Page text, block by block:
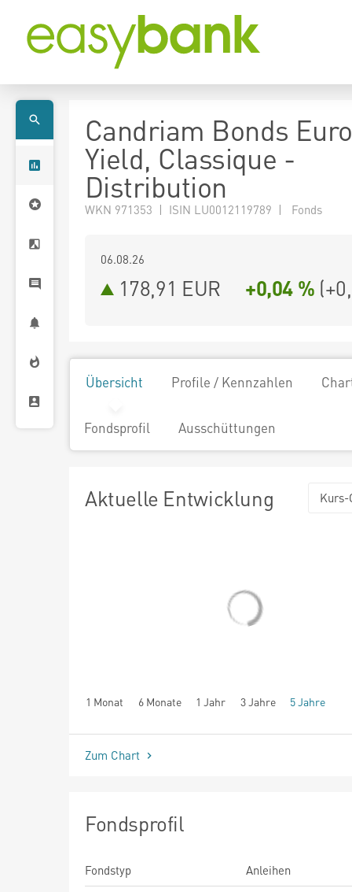
Candriam Bonds
Yield, Classique -
Distribution
WKN 971353 | ISIN LU0012119789 | Fonds
06.08.26
178,91 EUR +0,04 % (
Übersicht Profile / Kennzahlen
Fondsprofil Ausschüttungen
Aktuelle Entwicklung Kurs-
1 Monat 6 Monate 1 Jahr 3 Jahre 5 Jahre
seit Beginn
Zum Chart
Fondsprofil
Fondstyp
Anleihen